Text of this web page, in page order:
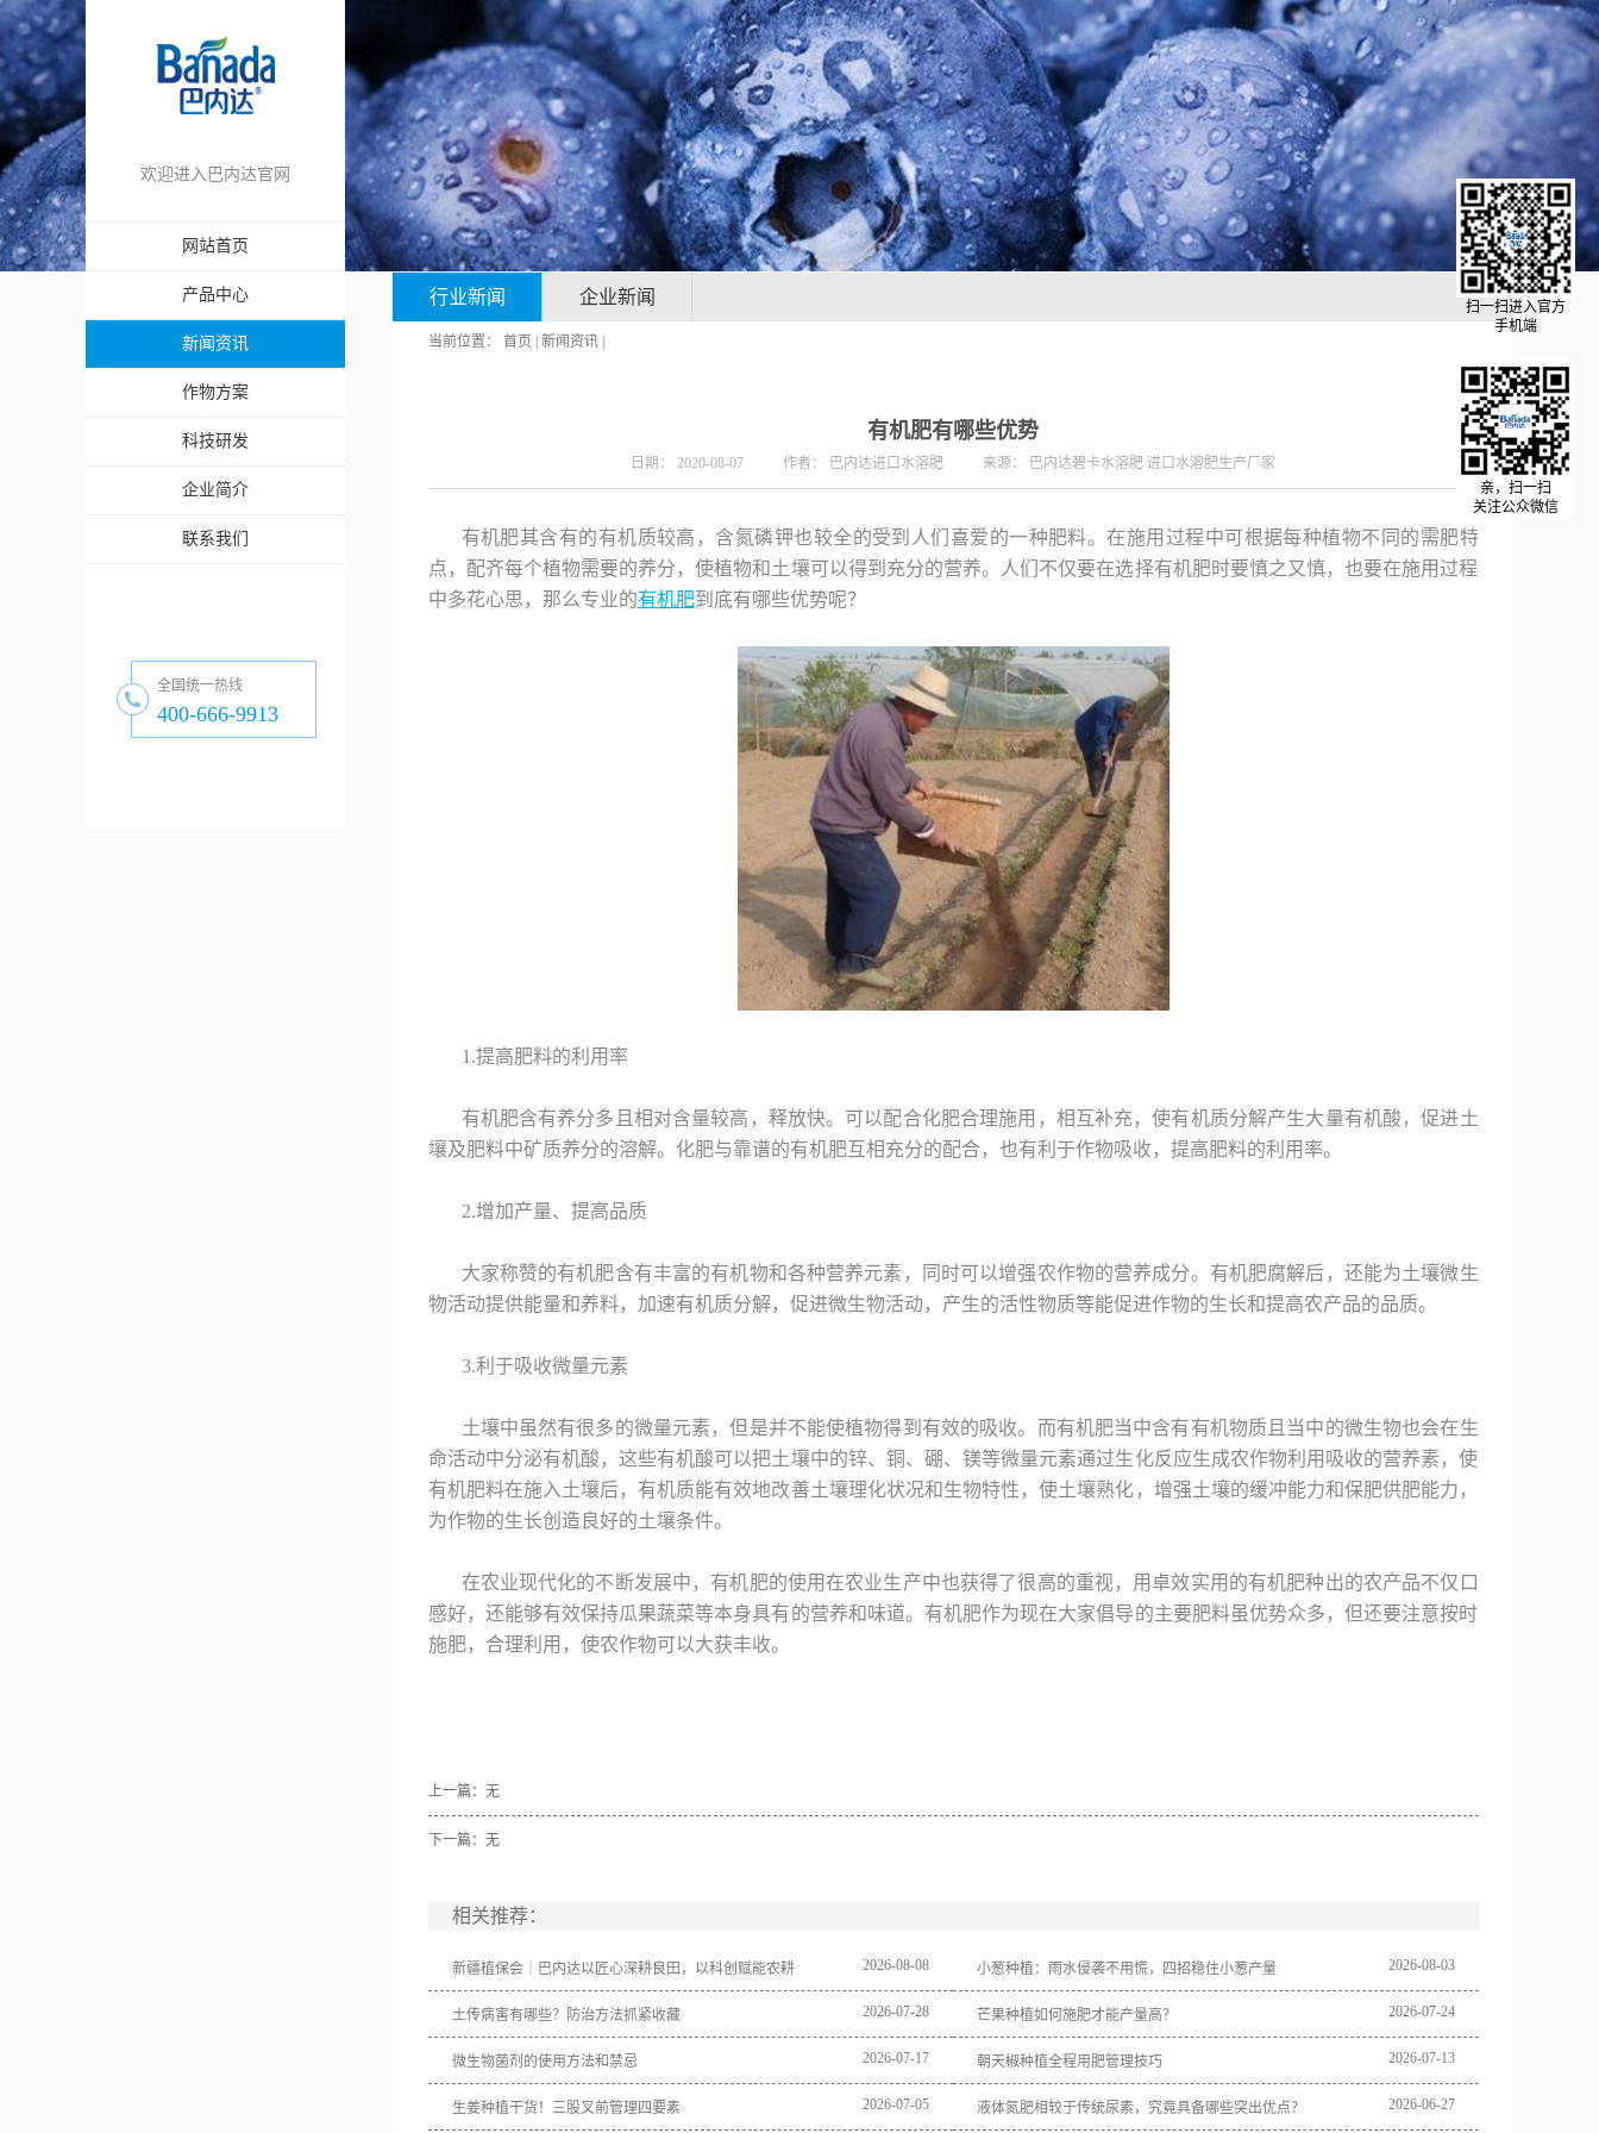
欢迎进入巴内达官网
网站首页
产品中心
新闻资讯
作物方案
科技研发
企业简介
联系我们
全国统一热线
400-666-9913
亲，扫一扫
关注公众微信
行业新闻 企业新闻
当前位置： 首页 新闻资讯
有机肥有哪些优势
日期： 2020-08-07 作者： 巴内达进口水溶肥 来源： 巴内达碧卡水溶肥 进口水溶肥生产厂家
有机肥其含有的有机质较高，含氮磷钾也较全的受到人们喜爱的一种肥料。在施用过程中可根据每种植物不同的需肥特
点，配齐每个植物需要的养分，使植物和土壤可以得到充分的营养。人们不仅要在选择有机肥时要慎之又慎，也要在施用过程
中多花心思，那么专业的有机肥到底有哪些优势呢？
1.提高肥料的利用率
有机肥含有养分多且相对含量较高，释放快。可以配合化肥合理施用，相互补充，使有机质分解产生大量有机酸，促进土
壤及肥料中矿质养分的溶解。化肥与靠谱的有机肥互相充分的配合，也有利于作物吸收，提高肥料的利用率。
2.增加产量、提高品质
大家称赞的有机肥含有丰富的有机物和各种营养元素，同时可以增强农作物的营养成分。有机肥腐解后，还能为土壤微生
物活动提供能量和养料，加速有机质分解，促进微生物活动，产生的活性物质等能促进作物的生长和提高农产品的品质。
3.利于吸收微量元素
土壤中虽然有很多的微量元素，但是并不能使植物得到有效的吸收。而有机肥当中含有有机物质且当中的微生物也会在生
命活动中分泌有机酸，这些有机酸可以把土壤中的锌、铜、硼、镁等微量元素通过生化反应生成农作物利用吸收的营养素，使
有机肥料在施入土壤后，有机质能有效地改善土壤理化状况和生物特性，使土壤熟化，增强土壤的缓冲能力和保肥供肥能力，
为作物的生长创造良好的土壤条件。
在农业现代化的不断发展中，有机肥的使用在农业生产中也获得了很高的重视，用卓效实用的有机肥种出的农产品不仅口
感好，还能够有效保持瓜果蔬菜等本身具有的营养和味道。有机肥作为现在大家倡导的主要肥料虽优势众多，但还要注意按时
施肥，合理利用，使农作物可以大获丰收。
上一篇：无
下一篇：无
相关推荐：
新疆植保会｜巴内达以匠心深耕良田，以科创赋能农耕 2026-08-08 小葱种植：雨水侵袭不用慌，四招稳住小葱产量 2026-08-03
土传病害有哪些？防治方法抓紧收藏 2026-07-28 芒果种植如何施肥才能产量高？ 2026-07-24
微生物菌剂的使用方法和禁忌 2026-07-17 朝天椒种植全程用肥管理技巧 2026-07-13
生姜种植干货！三股叉前管理四要素 2026-07-05 液体氮肥相较于传统尿素，究竟具备哪些突出优点？ 2026-06-27
扫一扫进入官方
手机端